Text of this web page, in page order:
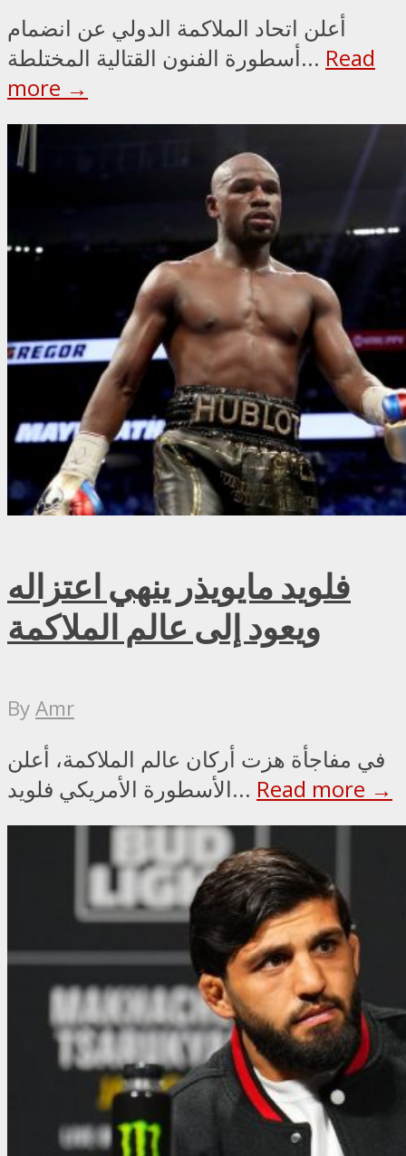
أعلن اتحاد الملاكمة الدولي عن انضمام
أسطورة الفنون القتالية المختلطة... Read
more →
فلويد مايويذر ينهي اعتزاله
ويعود إلى عالم الملاكمة
ByAmr
في مفاجأة هزت أركان عالم الملاكمة، أعلن
الأسطورة الأمريكي فلويد... Read more →